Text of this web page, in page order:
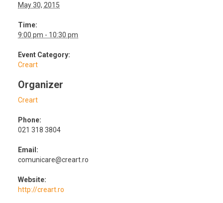
May 30, 2015
Time:
9:00 pm - 10:30 pm
Event Category:
Creart
Organizer
Creart
Phone:
021 318 3804
Email:
comunicare@creart.ro
Website:
http://creart.ro